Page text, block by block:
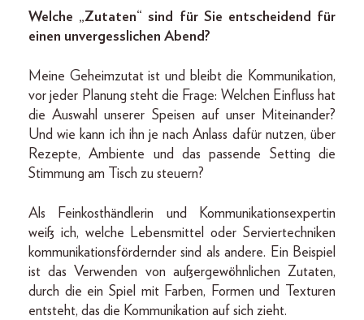
Welche „Zutaten“ sind für Sie entscheidend für
einen unvergesslichen Abend?
Meine Geheimzutat ist und bleibt die Kommunikation,
vor jeder Planung steht die Frage: Welchen Einfluss hat
die Auswahl unserer Speisen auf unser Miteinander?
Und wie kann ich ihn je nach Anlass dafür nutzen, über
Rezepte, Ambiente und das passende Setting die
Stimmung am Tisch zu steuern?
Als Feinkosthändlerin und Kommunikationsexpertin
weiß ich, welche Lebensmittel oder Serviertechniken
kommunikationsfördernder sind als andere. Ein Beispiel
ist das Verwenden von außergewöhnlichen Zutaten,
durch die ein Spiel mit Farben, Formen und Texturen
entsteht, das die Kommunikation auf sich zieht.